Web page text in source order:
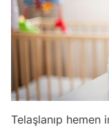
Telaşlanıp hemen